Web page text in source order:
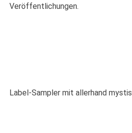
Veröffentlichungen.
Label-Sampler mit allerhand